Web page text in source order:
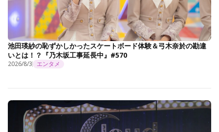
池田瑛紗の恥ずかしかったスケートボード体験＆弓木奈於の勘違
いとは！？『乃木坂工事延長中』#570
2026/8/3 エンタメ